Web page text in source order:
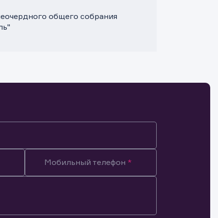
общего собрания
Мобильный телефон